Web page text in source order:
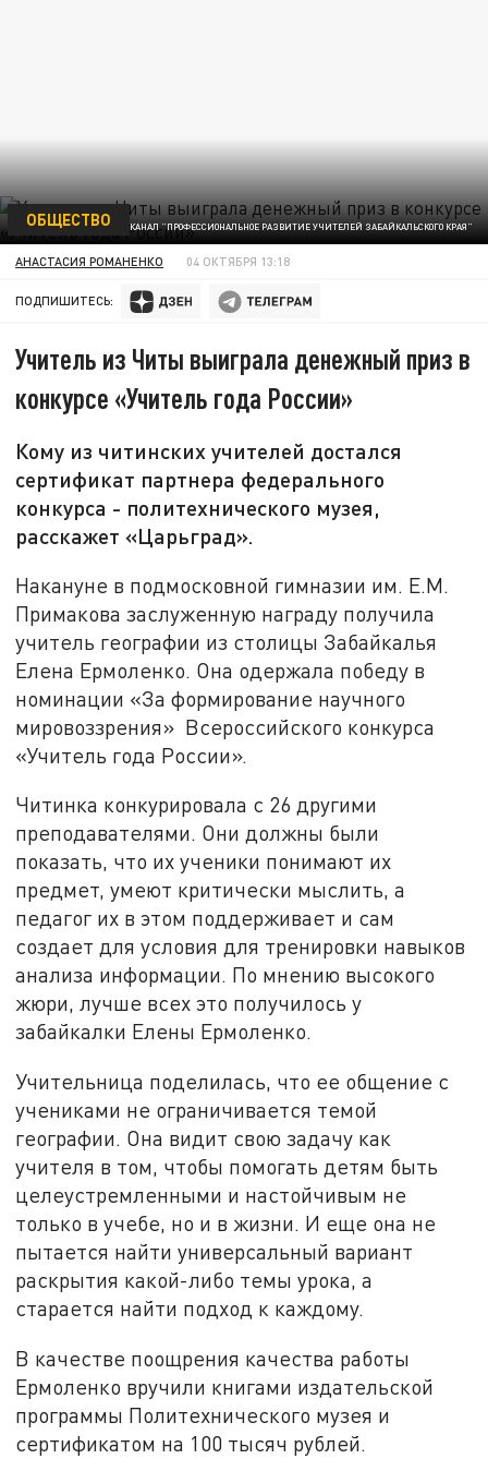
ФОТО: ТГ-КАНАЛ "ПРОФЕССИОНАЛЬНОЕ РАЗВИТИЕ УЧИТЕЛЕЙ ЗАБАЙКАЛЬСКОГО КРАЯ"
ОБЩЕСТВО
АНАСТАСИЯ РОМАНЕНКО 04 ОКТЯБРЯ 13:18
ПОДПИШИТЕСЬ:
Учитель из Читы выиграла денежный приз в
конкурсе «Учитель года России»
Кому из читинских учителей достался
сертификат партнера федерального
конкурса - политехнического музея,
расскажет «Царьград».
Накануне в подмосковной гимназии им. Е.М.
Примакова заслуженную награду получила
учитель географии из столицы Забайкалья
Елена Ермоленко. Она одержала победу в
номинации «За формирование научного
мировоззрения» Всероссийского конкурса
«Учитель года России».
Читинка конкурировала с 26 другими
преподавателями. Они должны были
показать, что их ученики понимают их
предмет, умеют критически мыслить, а
педагог их в этом поддерживает и сам
создает для условия для тренировки навыков
анализа информации. По мнению высокого
жюри, лучше всех это получилось у
забайкалки Елены Ермоленко.
Учительница поделилась, что ее общение с
учениками не ограничивается темой
географии. Она видит свою задачу как
учителя в том, чтобы помогать детям быть
целеустремленными и настойчивым не
только в учебе, но и в жизни. И еще она не
пытается найти универсальный вариант
раскрытия какой-либо темы урока, а
старается найти подход к каждому.
В качестве поощрения качества работы
Ермоленко вручили книгами издательской
программы Политехнического музея и
сертификатом на 100 тысяч рублей.